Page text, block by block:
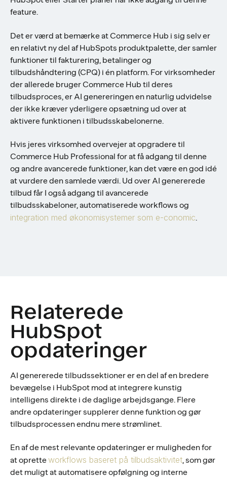
feature.
Det er værd at bemærke at Commerce Hub i sig selv er
en relativt ny del af HubSpots produktpalette, der samler
funktioner til fakturering, betalinger og
tilbudshåndtering (CPQ) i én platform. For virksomheder
der allerede bruger Commerce Hub til deres
tilbudsproces, er AI genereringen en naturlig udvidelse
der ikke kræver yderligere opsætning ud over at
aktivere funktionen i tilbudsskabelonerne.
Hvis jeres virksomhed overvejer at opgradere til
Commerce Hub Professional for at få adgang til denne
og andre avancerede funktioner, kan det være en god idé
at vurdere den samlede værdi. Ud over AI genererede
tilbud får I også adgang til avancerede
tilbudsskabeloner, automatiserede workflows og
integration med økonomisystemer som e-conomic.
Relaterede
HubSpot
opdateringer
AI genererede tilbudssektioner er en del af en bredere
bevægelse i HubSpot mod at integrere kunstig
intelligens direkte i de daglige arbejdsgange. Flere
andre opdateringer supplerer denne funktion og gør
tilbudsprocessen endnu mere strømlinet.
En af de mest relevante opdateringer er muligheden for
at opretteworkflows baseret på tilbudsaktivitet, som gør
det muligt at automatisere opfølgning og interne